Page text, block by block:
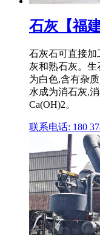
石灰【福
石灰石可直接
灰和熟石灰。生
为白色,含有杂
水成为消石灰,
Ca(OH)2。
联系电话: 180